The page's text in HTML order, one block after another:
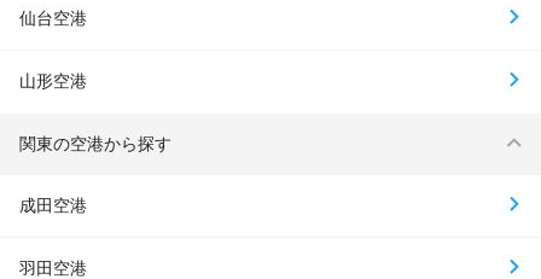
仙台空港
山形空港
関東の空港から探す
成田空港
羽田空港